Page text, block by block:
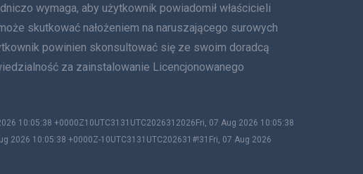
Svenska
简体中文
हिंदी
wymaga, aby użytkownik powiadomił właścicieli
skutkować nałożeniem na naruszającego surowych
powinien skonsultować się ze swoim doradcą
za zainstalowanie Licencjonowanego
10:05:38 +0000Z10UTC3131UTC2026312026Fri, 07 Aug 2026 10:05:38
2026 10:05:38 +0000Z-10UTC3131UTC202631#!31Fri, 07 Aug 2026